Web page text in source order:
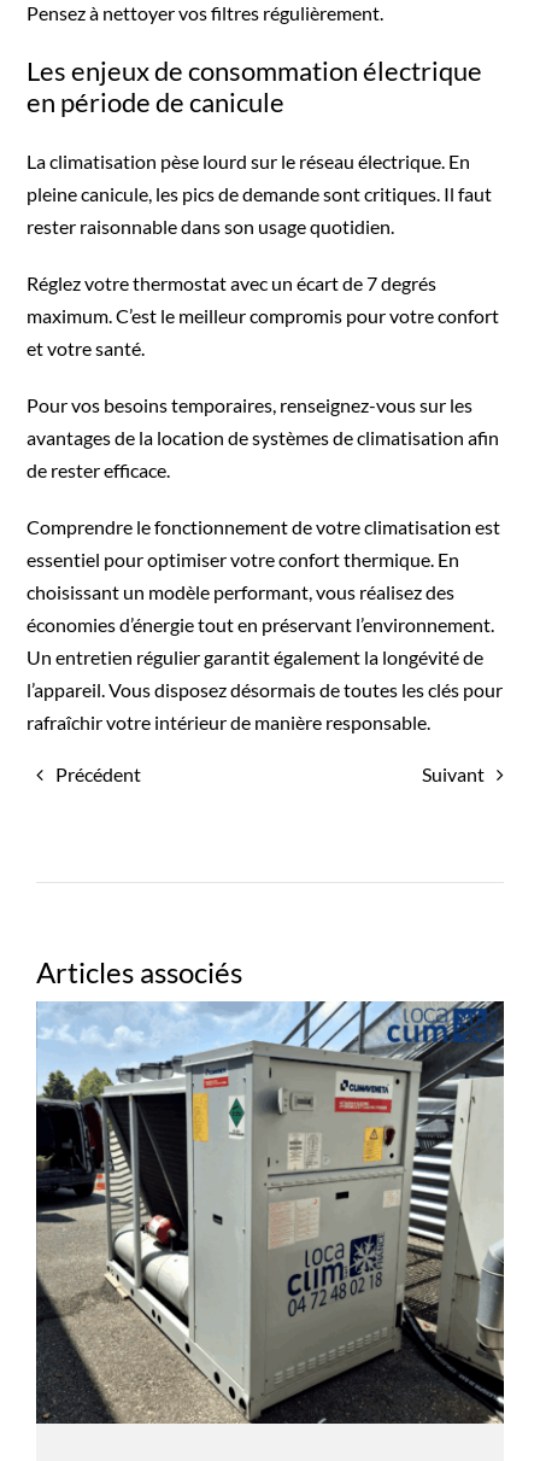
Pensez à nettoyer vos filtres régulièrement.
Les enjeux de consommation électrique
en période de canicule
La climatisation pèse lourd sur le réseau électrique. En
pleine canicule, les pics de demande sont critiques. Il faut
rester raisonnable dans son usage quotidien.
Réglez votre thermostat avec un écart de 7 degrés
maximum. C’est le meilleur compromis pour votre confort
et votre santé.
Pour vos besoins temporaires, renseignez-vous sur les
avantages de la location de systèmes de climatisation afin
de rester efficace.
Comprendre le fonctionnement de votre climatisation est
essentiel pour optimiser votre confort thermique. En
choisissant un modèle performant, vous réalisez des
économies d’énergie tout en préservant l’environnement.
Un entretien régulier garantit également la longévité de
l’appareil. Vous disposez désormais de toutes les clés pour
rafraîchir votre intérieur de manière responsable.
Précédent Suivant
Articles associés